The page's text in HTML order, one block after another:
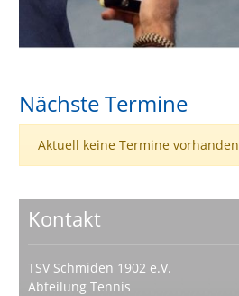
Nächste Termine
Aktuell keine Termine vorhanden
Kontakt
TSV Schmiden 1902 e.V.
Abteilung Tennis